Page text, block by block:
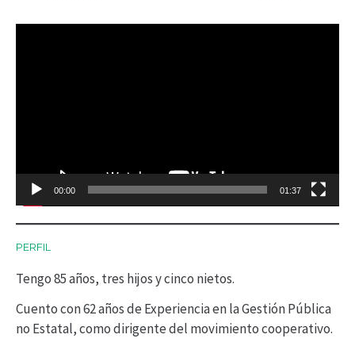
d
c
t
o
r
d
00:00 01:37
PERFIL
Tengo 85 años, tres hijos y cinco nietos.
Cuento con 62 años de Experiencia en la Gestión Pública
no Estatal, como dirigente del movimiento cooperativo.